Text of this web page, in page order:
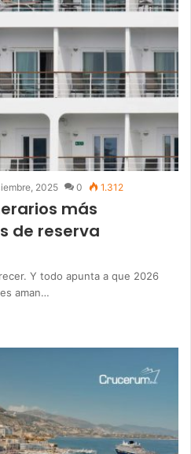
2025 0 1.312
más
de reserva
Y todo apunta a que 2026
aman…